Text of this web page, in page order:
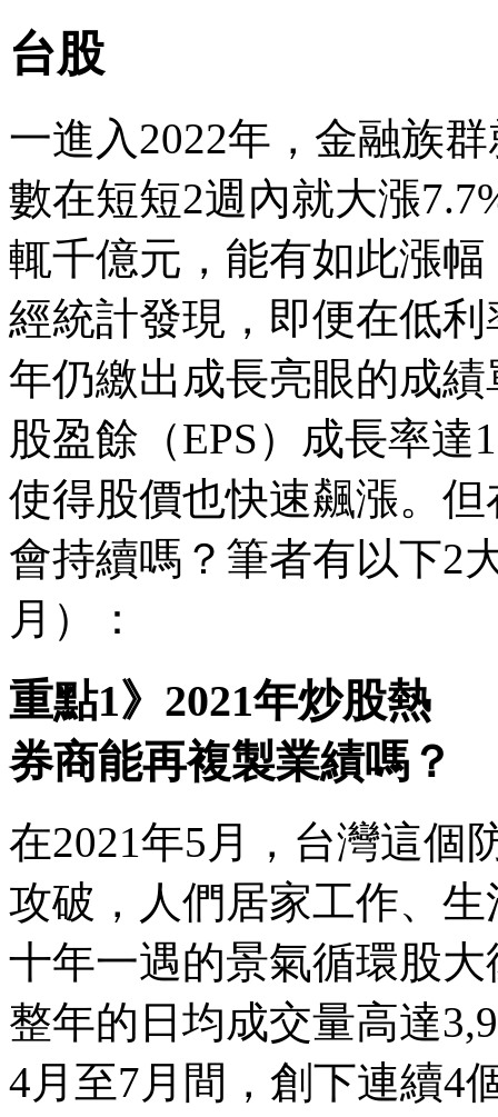
台股
一進入2022年，金融族
數在短短2週內就大漲
輒千億元，能有如此漲
經統計發現，即便在低
年仍繳出成長亮眼的成
股盈餘（EPS）成長率達
使得股價也快速飆漲。
會持續嗎？筆者有以下2
月）：
重點1》2021年炒股熱
券商能再複製業績嗎？
在2021年5月，台灣這個
攻破，人們居家工作、
十年一遇的景氣循環股
整年的日均成交量高達
4月至7月間，創下連續4